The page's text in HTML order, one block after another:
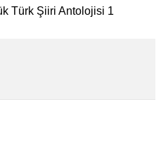
Türk Şiiri Antolojisi 1